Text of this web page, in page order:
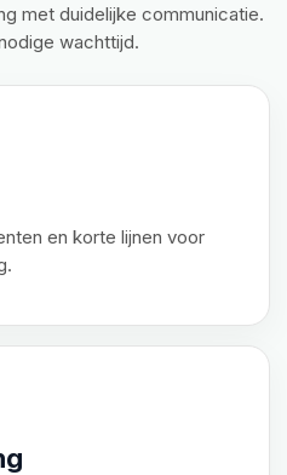
met duidelijke communicatie.
wachttijd.
en korte lijnen voor